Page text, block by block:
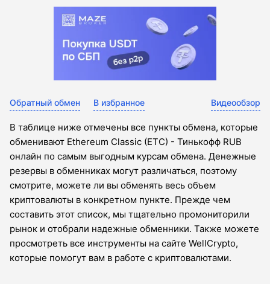
Обратный обмен В избранное Видеообзор
В таблице ниже отмечены все пункты обмена, которые
обменивают Ethereum Classic (ETC) - Тинькофф RUB
онлайн по самым выгодным курсам обмена. Денежные
резервы в обменниках могут различаться, поэтому
смотрите, можете ли вы обменять весь объем
криптовалюты в конкретном пункте. Прежде чем
составить этот список, мы тщательно промониторили
рынок и отобрали надежные обменники. Также можете
просмотреть все инструменты на сайте WellCrypto,
которые помогут вам в работе с криптовалютами.